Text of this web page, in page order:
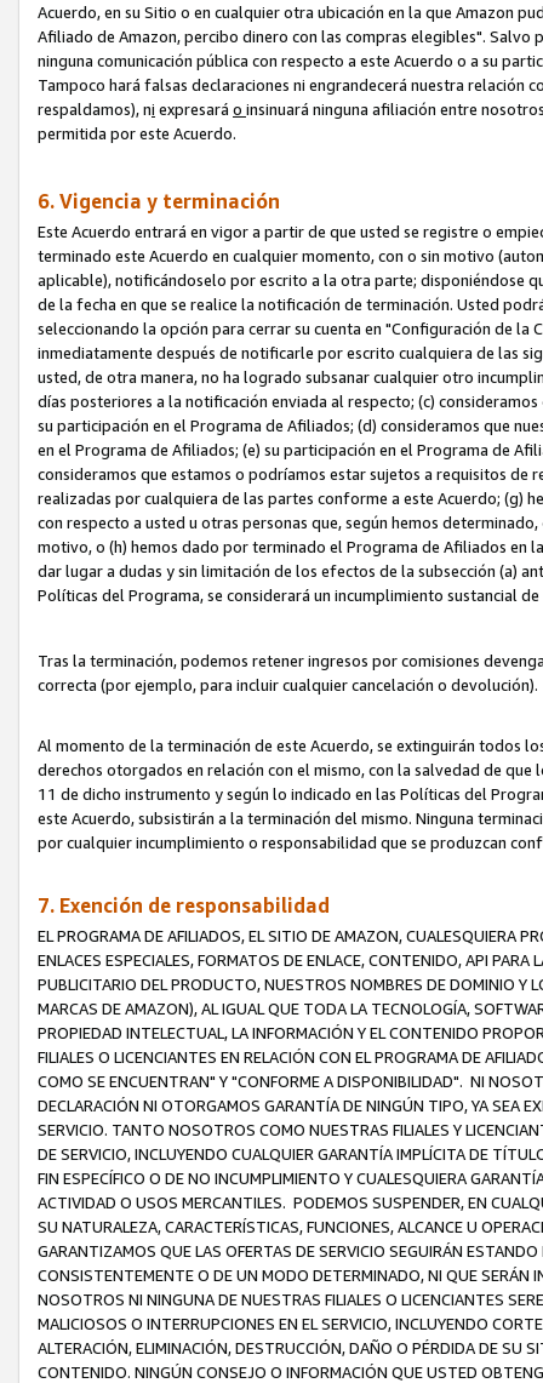
Acuerdo, en su Sitio o en cualquier otra ubicación en la que Amazon
Afiliado de Amazon, percibo dinero con las compras elegibles". Salvo
ninguna comunicación pública con respecto a este Acuerdo o a su
Tampoco hará falsas declaraciones ni engrandecerá nuestra relación
respaldamos), ni expresará o insinuará ninguna afiliación entre
permitida por este Acuerdo.
6. Vigencia y terminación
Este Acuerdo entrará en vigor a partir de que usted se registre o
terminado este Acuerdo en cualquier momento, con o sin motivo
aplicable), notificándoselo por escrito a la otra parte; disponiéndose
de la fecha en que se realice la notificación de terminación. Usted
seleccionando la opción para cerrar su cuenta en "Configuración de
inmediatamente después de notificarle por escrito cualquiera de las
usted, de otra manera, no ha logrado subsanar cualquier otro
días posteriores a la notificación enviada al respecto; (c)
su participación en el Programa de Afiliados; (d) consideramos que
en el Programa de Afiliados; (e) su participación en el Programa de
consideramos que estamos o podríamos estar sujetos a requisitos de
realizadas por cualquiera de las partes conforme a este Acuerdo; (g)
con respecto a usted u otras personas que, según hemos
motivo, o (h) hemos dado por terminado el Programa de Afiliados en
dar lugar a dudas y sin limitación de los efectos de la subsección (a)
Políticas del Programa, se considerará un incumplimiento sustancial
Tras la terminación, podemos retener ingresos por comisiones
correcta (por ejemplo, para incluir cualquier cancelación o devolución).
Al momento de la terminación de este Acuerdo, se extinguirán todos
derechos otorgados en relación con el mismo, con la salvedad de
11 de dicho instrumento y según lo indicado en las Políticas del
este Acuerdo, subsistirán a la terminación del mismo. Ninguna
por cualquier incumplimiento o responsabilidad que se produzcan
7. Exención de responsabilidad
EL PROGRAMA DE AFILIADOS, EL SITIO DE AMAZON, CUALESQUIERA
ENLACES ESPECIALES, FORMATOS DE ENLACE, CONTENIDO, API
PUBLICITARIO DEL PRODUCTO, NUESTROS NOMBRES DE DOMINIO Y
MARCAS DE AMAZON), AL IGUAL QUE TODA LA TECNOLOGÍA,
PROPIEDAD INTELECTUAL, LA INFORMACIÓN Y EL CONTENIDO
FILIALES O LICENCIANTES EN RELACIÓN CON EL PROGRAMA DE
COMO SE ENCUENTRAN" Y "CONFORME A DISPONIBILIDAD". NI
DECLARACIÓN NI OTORGAMOS GARANTÍA DE NINGÚN TIPO, YA SEA
SERVICIO. TANTO NOSOTROS COMO NUESTRAS FILIALES Y
DE SERVICIO, INCLUYENDO CUALQUIER GARANTÍA IMPLÍCITA DE
FIN ESPECÍFICO O DE NO INCUMPLIMIENTO Y CUALESQUIERA
ACTIVIDAD O USOS MERCANTILES. PODEMOS SUSPENDER, EN
SU NATURALEZA, CARACTERÍSTICAS, FUNCIONES, ALCANCE U
GARANTIZAMOS QUE LAS OFERTAS DE SERVICIO SEGUIRÁN
CONSISTENTEMENTE O DE UN MODO DETERMINADO, NI QUE SERÁN
NOSOTROS NI NINGUNA DE NUESTRAS FILIALES O LICENCIANTES
MALICIOSOS O INTERRUPCIONES EN EL SERVICIO, INCLUYENDO
ALTERACIÓN, ELIMINACIÓN, DESTRUCCIÓN, DAÑO O PÉRDIDA DE SU
CONTENIDO. NINGÚN CONSEJO O INFORMACIÓN QUE USTED